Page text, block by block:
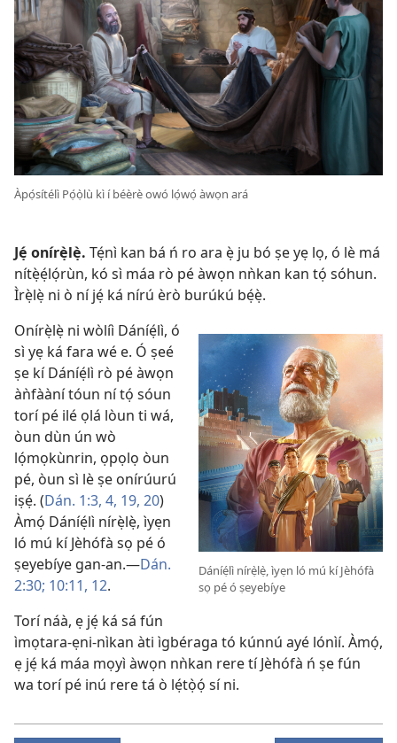
Àpọ́sítélì Pọ́ọ̀lù kì í béèrè owó lọ́wọ́ àwọn ará
Jẹ́ onírẹ̀lẹ̀. Tẹ́nì kan bá ń ro ara ẹ̀ ju bó ṣe yẹ lọ, ó lè má
nítẹ̀ẹ́lọ́rùn, kó sì máa rò pé àwọn nǹkan kan tọ́ sóhun.
Ìrẹ̀lẹ̀ ni ò ní jẹ́ ká nírú èrò burúkú bẹ́ẹ̀.
Dáníẹ́lì nírẹ̀lẹ̀, ìyẹn ló mú kí Jèhófà
sọ pé ó ṣeyebíye
Onírẹ̀lẹ̀ ni wòlíì Dáníẹ́lì, ó
sì yẹ ká fara wé e. Ó ṣeé
ṣe kí Dáníẹ́lì rò pé àwọn
àǹfààní tóun ní tọ́ sóun
torí pé ilé ọlá lòun ti wá,
òun dùn ún wò
lọ́mọkùnrin, ọpọlọ òun
pé, òun sì lè ṣe onírúurú
iṣẹ́. (Dán. 1:3, 4, 19, 20)
Àmọ́ Dáníẹ́lì nírẹ̀lẹ̀, ìyẹn
ló mú kí Jèhófà sọ pé ó
ṣeyebíye gan-an.—Dán.
2:30; 10:11, 12.
Torí náà, ẹ jẹ́ ká sá fún
ìmọtara-ẹni-nìkan àti ìgbéraga tó kúnnú ayé lónìí. Àmọ́,
ẹ jẹ́ ká máa mọyì àwọn nǹkan rere tí Jèhófà ń ṣe fún
wa torí pé inú rere tá ò lẹ́tọ̀ọ́ sí ni.